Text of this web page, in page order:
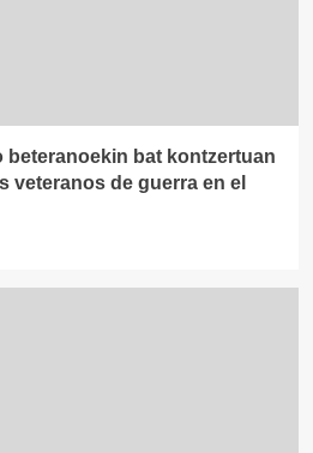
beteranoekin bat kontzertuan
veteranos de guerra en el